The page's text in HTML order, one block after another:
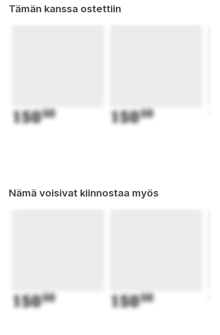
Tämän kanssa ostettiin
15050 15050
Nämä voisivat kiinnostaa myös
15050 15050